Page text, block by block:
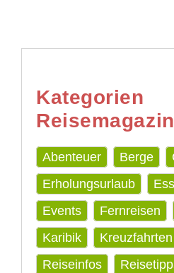
Kategorien
Abenteuer Berge
Erholungsurlaub
Events
Fernreisen
Karibik
Kreuzfahrten
Reiseinfos